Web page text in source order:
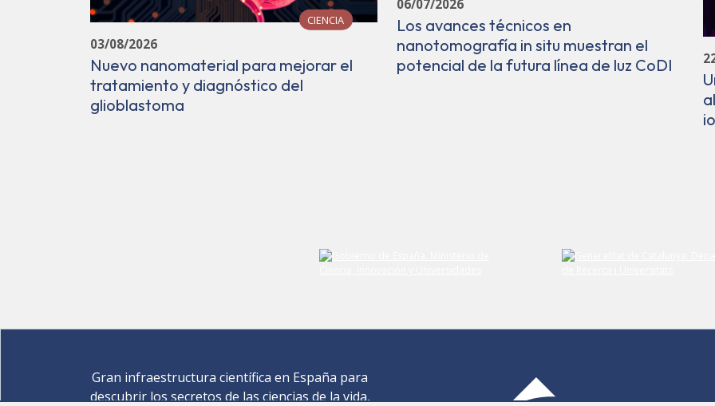
CIENCIA
03/08/2026
Nuevo nanomaterial para mejorar el
tratamiento y diagnóstico del
glioblastoma
06/07/2026
Los avances técnicos en
nanotomografía in situ muestran el
potencial de la futura línea de luz CoDI
Gran infraestructura científica en España para
descubrir los secretos de las ciencias de la vida,